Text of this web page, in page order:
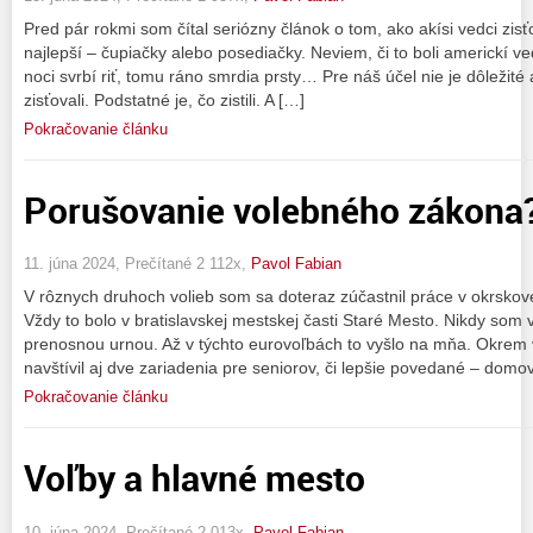
Pred pár rokmi som čítal seriózny článok o tom, ako akísi vedci
najlepší – čupiačky alebo posediačky. Neviem, či to boli americkí
noci svrbí riť, tomu ráno smrdia prsty… Pre náš účel nie je dôležité
zisťovali. Podstatné je, čo zistili. A […]
Pokračovanie článku
Porušovanie volebného
11. júna 2024, Prečítané 2 112x, Pavol Fabian
V rôznych druhoch volieb som sa doteraz zúčastnil práce v
Vždy to bolo v bratislavskej mestskej časti Staré Mesto. Nikdy som
prenosnou urnou. Až v týchto eurovoľbách to vyšlo na mňa.
navštívil aj dve zariadenia pre seniorov, či lepšie povedané –
Pokračovanie článku
Voľby a hlavné mesto